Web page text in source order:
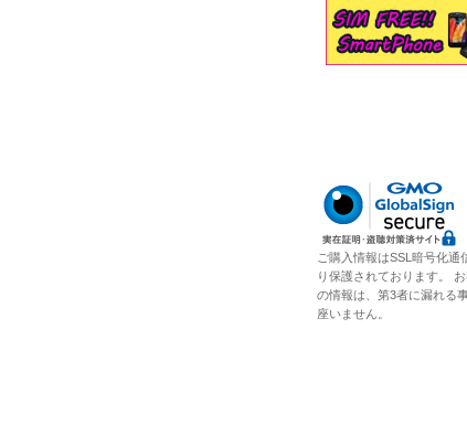
ご購入情報はSSL暗号化通
り保護されております。
の情報は、第3者に漏れる
座いません。